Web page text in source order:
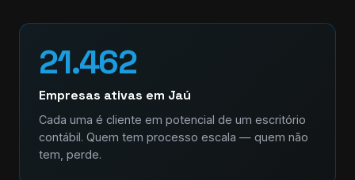
21.462
Empresas ativas em Jaú
Cada uma é cliente em potencial de um escritório
contábil. Quem tem processo escala — quem não
tem, perde.